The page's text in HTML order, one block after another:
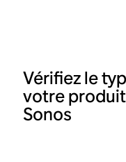
Vérifiez le
votre
Sonos